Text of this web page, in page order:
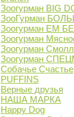
Зоогурман BIG
ЗооГурман
Зоогурман ЕМ
Зоогурман
Зоогурман
Зоогурман
Собачье Счастье
PUFFINS
Верные друзья
НАША МАРКА
Happy Dog